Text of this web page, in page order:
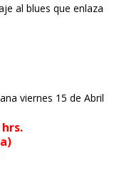
al blues que enlaza
viernes 15 de Abril
hrs.